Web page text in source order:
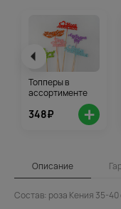
Топперы в
ассортименте
348₽ +
Описание
Состав: роза Кения 35-40